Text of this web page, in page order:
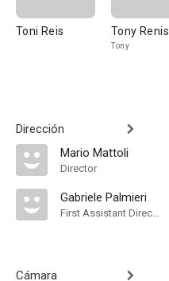
Toni Reis Tony Renis
Tony
Dirección
Mario Mattoli
Director
Gabriele Palmieri
First Assistant Director
Cámara